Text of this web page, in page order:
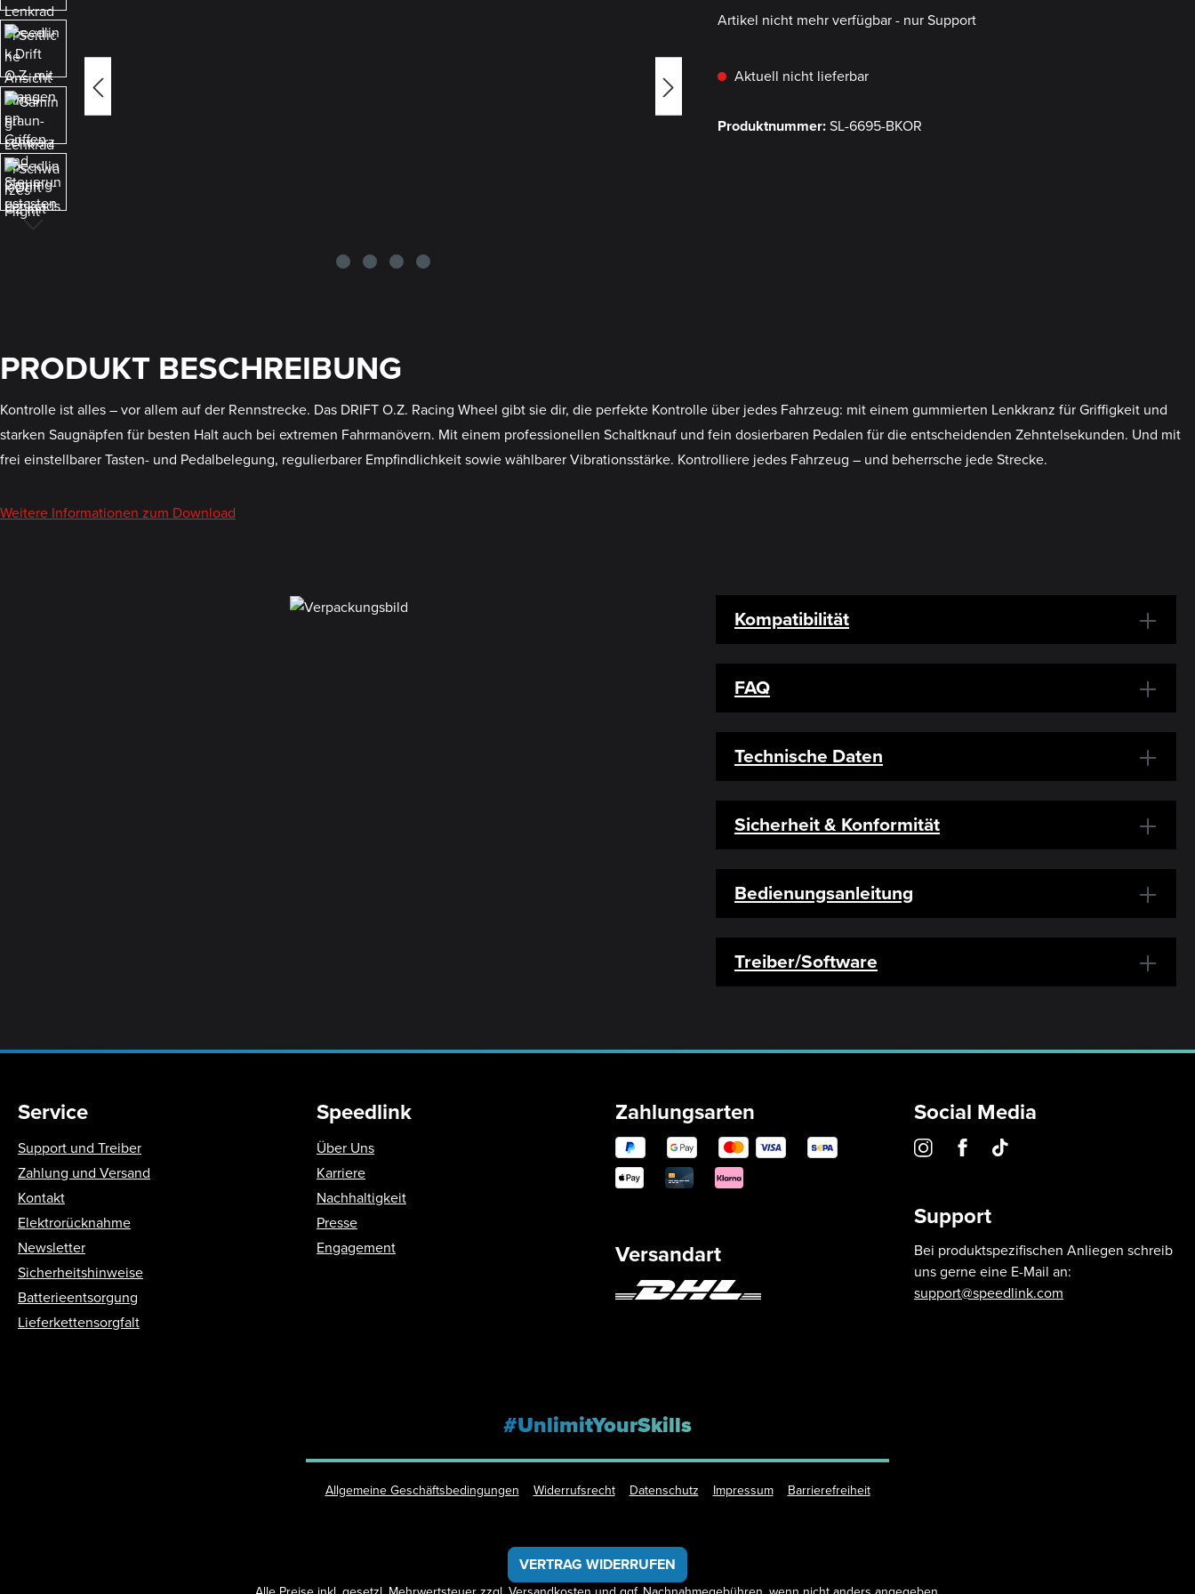
Artikel nicht mehr verfügbar - nur Support
Aktuell nicht lieferbar
Produktnummer:SL-6695-BKOR
PRODUKT BESCHREIBUNG
Kontrolle ist alles – vor allem auf der Rennstrecke. Das DRIFT O.Z. Racing Wheel gibt sie dir, die perfekte Kontrolle über jedes Fahrzeug: mit einem gummierten Lenkkranz für Griffigkeit und
starken Saugnäpfen für besten Halt auch bei extremen Fahrmanövern. Mit einem professionellen Schaltknauf und fein dosierbaren Pedalen für die entscheidenden Zehntelsekunden. Und mit
frei einstellbarer Tasten- und Pedalbelegung, regulierbarer Empfindlichkeit sowie wählbarer Vibrationsstärke. Kontrolliere jedes Fahrzeug – und beherrsche jede Strecke.
Weitere Informationen zum Download
Kompatibilität
FAQ
Technische Daten
Sicherheit & Konformität
Bedienungsanleitung
Treiber/Software
Service
Support und Treiber
Zahlung und Versand
Kontakt
Elektrorücknahme
Newsletter
Sicherheitshinweise
Batterieentsorgung
Lieferkettensorgfalt
Speedlink
Über Uns
Karriere
Nachhaltigkeit
Presse
Engagement
Zahlungsarten
Versandart
Social Media
Support
Bei produktspezifischen Anliegen schreib
uns gerne eine E-Mail an:
support@speedlink.com
#UnlimitYourSkills
Allgemeine Geschäftsbedingungen Widerrufsrecht Datenschutz Impressum Barrierefreiheit
VERTRAG WIDERRUFEN